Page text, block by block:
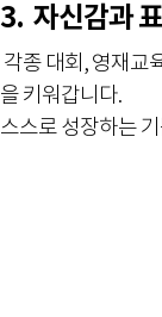
3. 자신감과
각종 대회, 영재교
을 키워갑니다.
스스로 성장하는